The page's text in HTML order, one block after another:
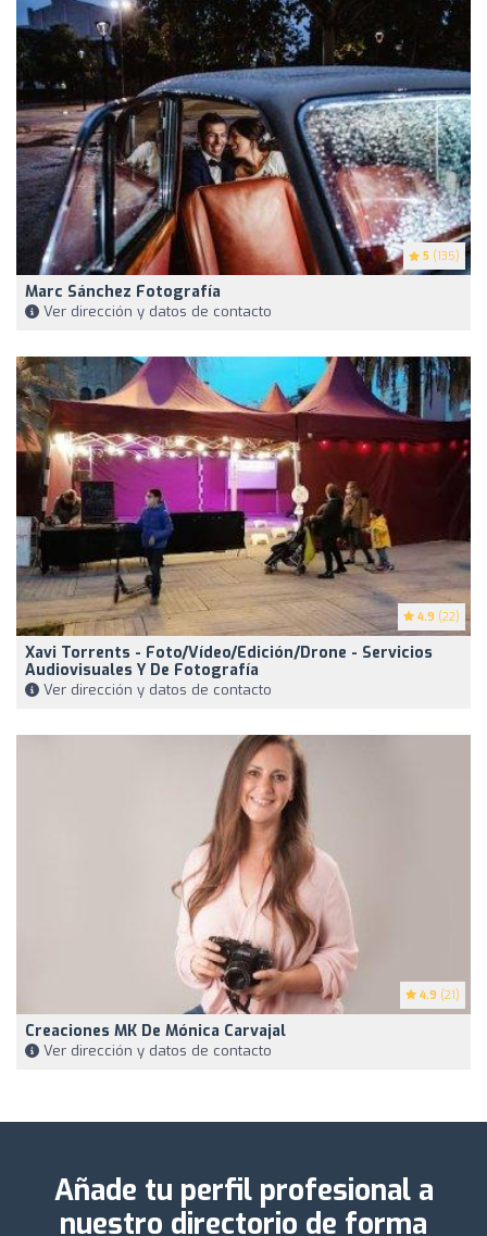
5 (135)
Marc Sánchez Fotografía
Ver dirección y datos de contacto
4.9 (22)
Xavi Torrents - Foto/Vídeo/Edición/Drone - Servicios
Audiovisuales Y De Fotografía
Ver dirección y datos de contacto
4.9 (21)
Creaciones MK De Mónica Carvajal
Ver dirección y datos de contacto
Añade tu perfil profesional a
nuestro directorio de forma